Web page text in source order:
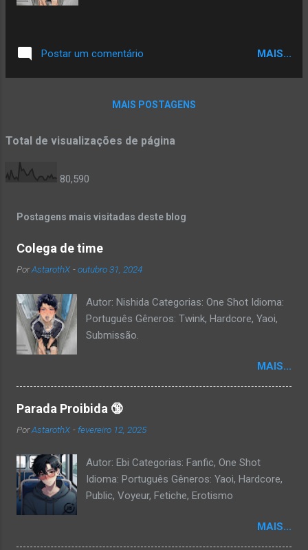
Postar um comentário MAIS...
MAIS POSTAGENS
Total de visualizações de página
80,590
Postagens mais visitadas deste blog
Colega de time
PorAstarothX -outubro 31, 2024
Autor: Nishida Categorias: One Shot Idioma:
Português Gêneros: Twink, Hardcore, Yaoi,
Submissão.
MAIS...
Parada Proibida 🔞
PorAstarothX - fevereiro 12, 2025
Autor: Ebi Categorias: Fanfic, One Shot
Idioma: Português Gêneros: Yaoi, Hardcore,
Public, Voyeur, Fetiche, Erotismo
MAIS...